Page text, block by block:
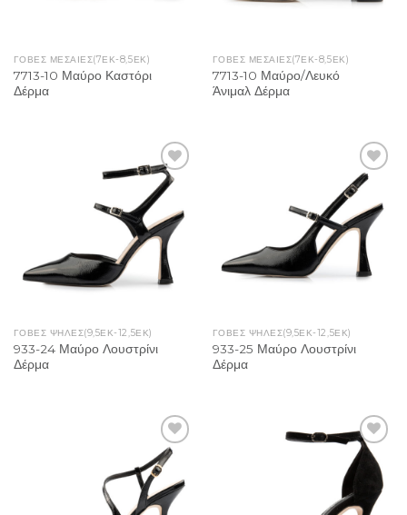
ΓΌΒΕΣ ΜΕΣΑΊΕΣ(7ΕΚ-8,5ΕΚ)
7713-10 Μαύρο Καστόρι
Δέρμα
ΓΌΒΕΣ ΜΕΣΑΊΕΣ(7ΕΚ-8,5ΕΚ)
7713-10 Μαύρο/Λευκό
Άνιμαλ Δέρμα
Add to
Wishlist
ΓΟΒΕΣ ΨΗΛΕΣ(9,5ΕΚ-12,5ΕΚ)
933-24 Μαύρο Λουστρίνι
Δέρμα
Add to
Wishlist
ΓΟΒΕΣ ΨΗΛΕΣ(9,5ΕΚ-12,5ΕΚ)
933-25 Μαύρο Λουστρίνι
Δέρμα
Add to
Wishlist
Add to
Wishlist